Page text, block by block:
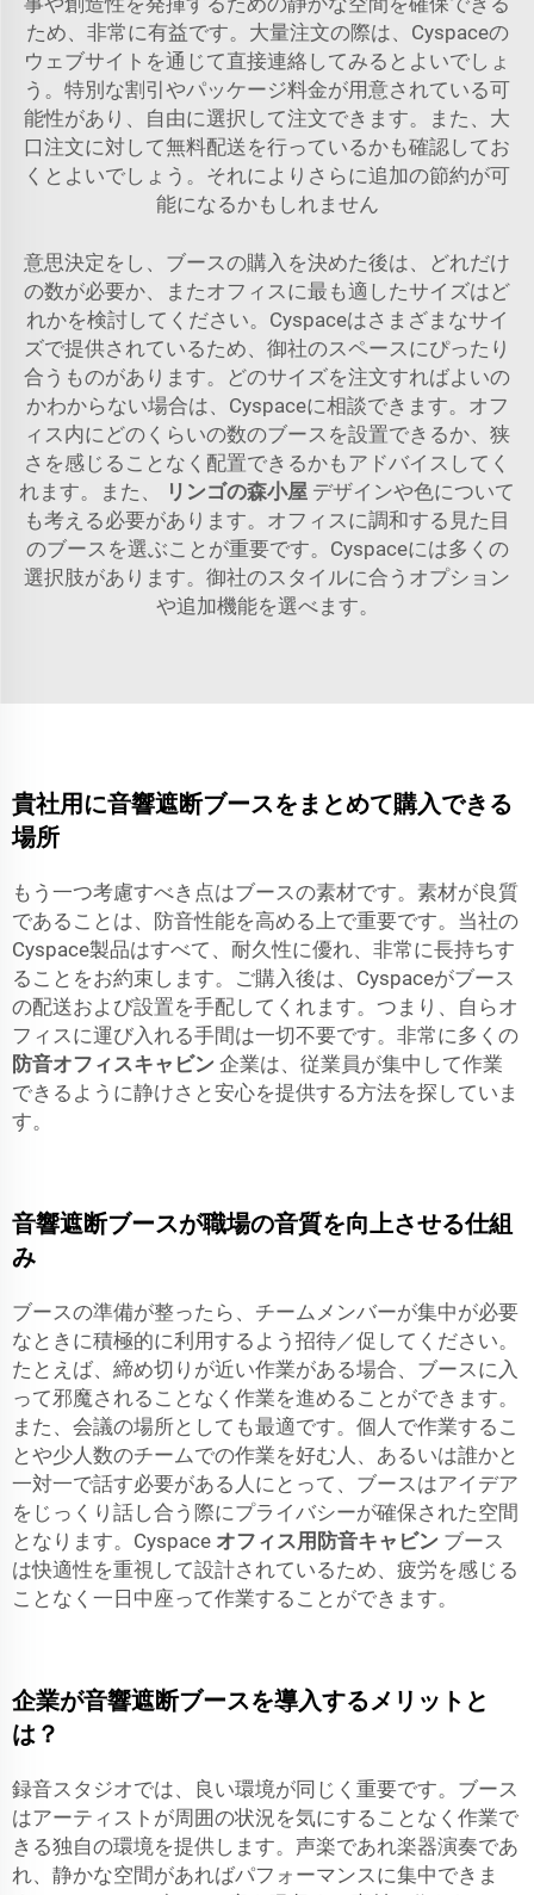
ため、非常に有益です。大量注文の際は、Cyspaceの
ウェブサイトを通じて直接連絡してみるとよいでしょ
う。特別な割引やパッケージ料金が用意されている可
能性があり、自由に選択して注文できます。また、大
口注文に対して無料配送を行っているかも確認してお
くとよいでしょう。それによりさらに追加の節約が可
能になるかもしれません
意思決定をし、ブースの購入を決めた後は、どれだけ
の数が必要か、またオフィスに最も適したサイズはど
れかを検討してください。Cyspaceはさまざまなサイ
ズで提供されているため、御社のスペースにぴったり
合うものがあります。どのサイズを注文すればよいの
かわからない場合は、Cyspaceに相談できます。オフ
ィス内にどのくらいの数のブースを設置できるか、狭
さを感じることなく配置できるかもアドバイスしてく
れます。また、
リンゴの森小屋 デザインや色について
も考える必要があります。オフィスに調和する見た目
のブースを選ぶことが重要です。Cyspaceには多くの
選択肢があります。御社のスタイルに合うオプション
や追加機能を選べます。
貴社用に音響遮断ブースをまとめて購入できる
場所
もう一つ考慮すべき点はブースの素材です。素材が良質
であることは、防音性能を高める上で重要です。当社の
Cyspace製品はすべて、耐久性に優れ、非常に長持ちす
ることをお約束します。ご購入後は、Cyspaceがブース
の配送および設置を手配してくれます。つまり、自らオ
フィスに運び入れる手間は一切不要です。非常に多くの
防音オフィスキャビン 企業は、従業員が集中して作業
できるように静けさと安心を提供する方法を探していま
す。
音響遮断ブースが職場の音質を向上させる仕組
み
ブースの準備が整ったら、チームメンバーが集中が必要
なときに積極的に利用するよう招待／促してください。
たとえば、締め切りが近い作業がある場合、ブースに入
って邪魔されることなく作業を進めることができます。
また、会議の場所としても最適です。個人で作業するこ
とや少人数のチームでの作業を好む人、あるいは誰かと
一対一で話す必要がある人にとって、ブースはアイデア
をじっくり話し合う際にプライバシーが確保された空間
となります。Cyspace オフィス用防音キャビン ブース
は快適性を重視して設計されているため、疲労を感じる
ことなく一日中座って作業することができます。
企業が音響遮断ブースを導入するメリットと
は？
録音スタジオでは、良い環境が同じく重要です。ブース
はアーティストが周囲の状況を気にすることなく作業で
きる独自の環境を提供します。声楽であれ楽器演奏であ
れ、静かな空間があればパフォーマンスに集中できま